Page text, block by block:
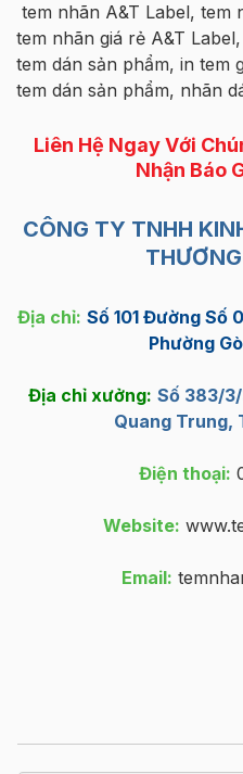
tem nhãn A&T Label, tem
tem nhãn giá rẻ A&T
tem dán sản phẩm, in tem
tem dán sản phẩm, nhãn
Liên Hệ Ngay Với
Nhận Báo
CÔNG TY TNHH
Địa chỉ: Số 101 Đường Số
Phường
Địa chỉ xưởng: Số 383/
Quang Trung,
Điện thoại:
Website:
Email: